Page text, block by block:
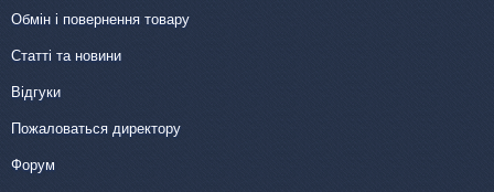
Обмін і повернення товару
Статті та новини
Відгуки
Пожаловаться директору
Форум